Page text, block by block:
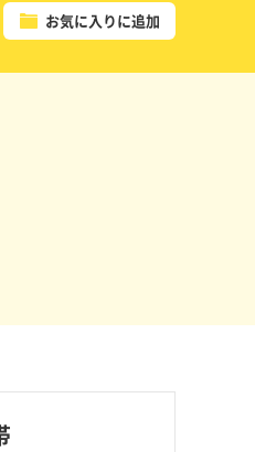
お気に入りに追加